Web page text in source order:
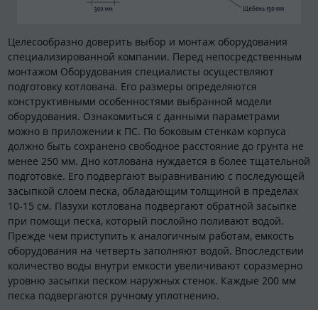
Целесообразно доверить выбор и монтаж оборудования
специализированной компании. Перед непосредственным
монтажом Оборудования специалисты осуществляют
подготовку котлована. Его размеры определяются
конструктивными особенностями выбранной модели
оборудования. Ознакомиться с данными параметрами
можно в приложении к ПС. По боковым стенкам корпуса
должно быть сохранено свободное расстояние до грунта не
менее 250 мм. Дно котлована нуждается в более тщательной
подготовке. Его подвергают выравниванию с последующей
засыпкой слоем песка, обладающим толщиной в пределах
10-15 см. Пазухи котлована подвергают обратной засыпке
при помощи песка, который послойно поливают водой.
Прежде чем приступить к аналогичным работам, емкость
оборудования на четверть заполняют водой. Впоследствии
количество воды внутри емкости увеличивают соразмерно
уровню засыпки песком наружных стенок. Каждые 200 мм
песка подвергаются ручному уплотнению.